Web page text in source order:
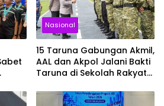
Nasional
15 Taruna Gabungan Akmil,
AAL dan Akpol Jalani Bakti
Taruna di Sekolah Rakyat